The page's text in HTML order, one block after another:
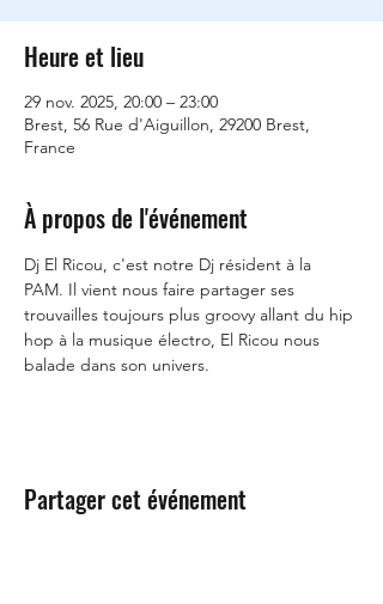
Heure et lieu
29 nov. 2025, 20:00 – 23:00
Brest, 56 Rue d'Aiguillon, 29200 Brest,
France
À propos de l'événement
Dj El Ricou, c'est notre Dj résident à la
PAM. Il vient nous faire partager ses
trouvailles toujours plus groovy allant du hip
hop à la musique électro, El Ricou nous
balade dans son univers.
Partager cet événement